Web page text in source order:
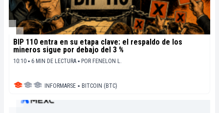
BIP 110 entra en su etapa clave: el respaldo de los
mineros sigue por debajo del 3 %
10:10 ▪ 6 MIN DE LECTURA ▪ POR FENELON L.
INFORMARSE ▪ BITCOIN (BTC)